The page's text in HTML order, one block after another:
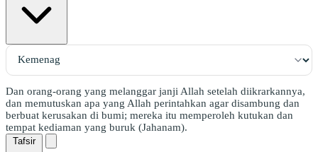
Dan orang-orang yang melanggar janji Allah setelah diikrarkannya,
dan memutuskan apa yang Allah perintahkan agar disambung dan
berbuat kerusakan di bumi; mereka itu memperoleh kutukan dan
tempat kediaman yang buruk (Jahanam).
Tafsir